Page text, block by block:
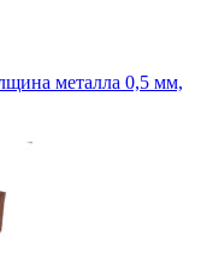
металла 0,5 мм,